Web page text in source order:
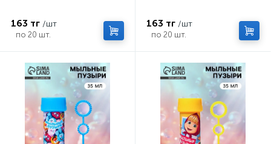
163 тг /шт
по 20 шт.
163 тг /шт
по 20 шт.